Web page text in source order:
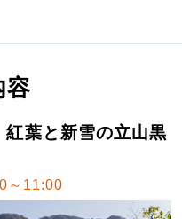
容
葉と新雪の立山黒
～11:00